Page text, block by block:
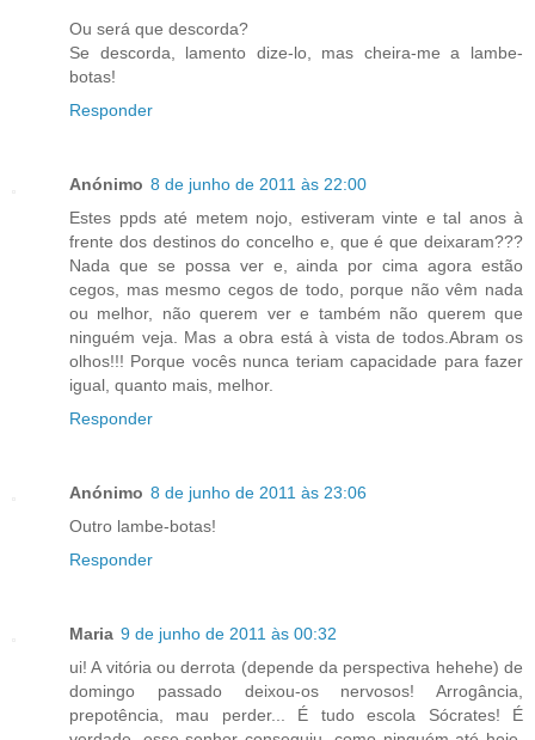
Ou será que descorda?
Se descorda, lamento dize-lo, mas cheira-me a lambe-
botas!
Responder
Anónimo 8 de junho de 2011 às 22:00
Estes ppds até metem nojo, estiveram vinte e tal anos à
frente dos destinos do concelho e, que é que deixaram???
Nada que se possa ver e, ainda por cima agora estão
cegos, mas mesmo cegos de todo, porque não vêm nada
ou melhor, não querem ver e também não querem que
ninguém veja. Mas a obra está à vista de todos.Abram os
olhos!!! Porque vocês nunca teriam capacidade para fazer
igual, quanto mais, melhor.
Responder
Anónimo 8 de junho de 2011 às 23:06
Outro lambe-botas!
Responder
Maria 9 de junho de 2011 às 00:32
ui! A vitória ou derrota (depende da perspectiva hehehe) de
domingo passado deixou-os nervosos! Arrogância,
prepotência, mau perder... É tudo escola Sócrates! É